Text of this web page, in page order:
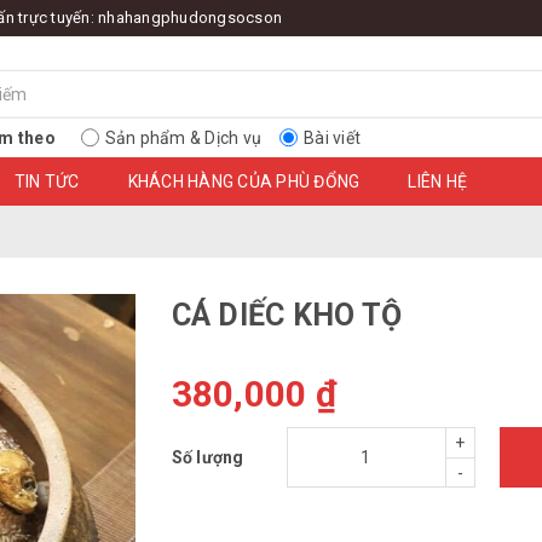
trực tuyến: nhahangphudongsocson
theo Sản phẩm & Dịch vụ Bài viết
TIN TỨC KHÁCH HÀNG CỦA PHÙ ĐỔNG LIÊN HỆ
CÁ DIẾC KHO TỘ
380,000 ₫
Số lượng
-
+